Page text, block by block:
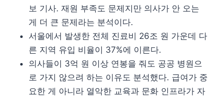
보 기사. 재원 부족도 문제지만 의사가 안 오는
게 더 큰 문제라는 분석이다.
서울에서 발생한 전체 진료비 26조 원 가운데 다
른 지역 유입 비율이 37%에 이른다.
의사들이 3억 원 이상 연봉을 줘도 공공 병원으
로 가지 않으려 하는 이유도 분석했다. 급여가 중
요한 게 아니라 열악한 교육과 문화 인프라가 자